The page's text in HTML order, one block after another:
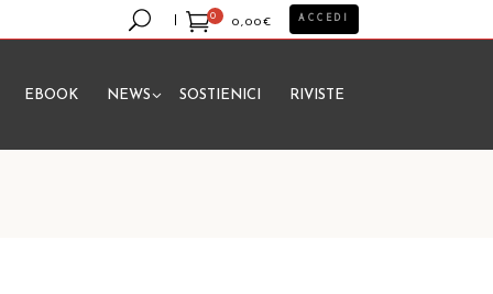
0
0,00€
prodotto nel carrello.
ACCEDI
EBOOK NEWS SOSTIENICI RIVISTE